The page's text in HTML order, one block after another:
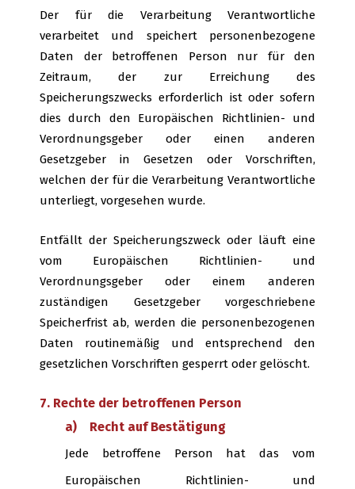
Der für die Verarbeitung Verantwortliche
verarbeitet und speichert personenbezogene
Daten der betroffenen Person nur für den
Zeitraum, der zur Erreichung des
Speicherungszwecks erforderlich ist oder sofern
dies durch den Europäischen Richtlinien- und
Verordnungsgeber oder einen anderen
Gesetzgeber in Gesetzen oder Vorschriften,
welchen der für die Verarbeitung Verantwortliche
unterliegt, vorgesehen wurde.
Entfällt der Speicherungszweck oder läuft eine
vom Europäischen Richtlinien- und
Verordnungsgeber oder einem anderen
zuständigen Gesetzgeber vorgeschriebene
Speicherfrist ab, werden die personenbezogenen
Daten routinemäßig und entsprechend den
gesetzlichen Vorschriften gesperrt oder gelöscht.
7. Rechte der betroffenen Person
a) Recht auf Bestätigung
Jede betroffene Person hat das vom
Europäischen Richtlinien- und